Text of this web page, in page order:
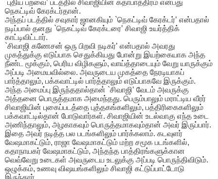
`புதிய பறவை’ படத்தில் சிவாஜியின் கதாபாத்திரம் என்பது
நெகட்டிவ் கேரக்டர்தான்.
அந்தப் படத்தில் சவுகார் ஜானகியும் `நெகட்டிவ் கேரக்டர்’ என்பதால்
நடிப்பால் தனது `நெகட்டிவ் கேரக்டரை’ சிவாஜி உயர்த்திக்
காட்டிவிட்டார்.
`சிவாஜி கணேசன் ஒரு பிறவி நடிகர்’ என்பதால் அவரது
முகத்துக்கு எடுப்பாக செதுக்கியது போன்று இயற்கையாக அந்த
நீண்ட மூக்கும், பெரிய விழிகளும், வாய்த்தாடையும் வேறு யாருக்கும்
அப்படி அமையவில்லை. அவருடைய முகத்தை நேரடியாகப்
பார்த்தாலும், பக்கவாட்டில் பார்த்தாலும் எடுப்பாகவே இருக்கும்.
அந்த அமைப்பு இருந்ததால்தான் `சிவாஜி’ வேடம் அவருக்கு
அத்தனை பொருத்தமாக அமைந்தது. பெரும்பாலும் மராட்டிய வீரர்
சிவாஜியின் புகைப்படத்தை புத்தகங்களிலும், பத்திரிகைகளிலும்
பக்கவாட்டில்தான் போடுவார்கள். சிவாஜியின் உடல்வாகு எந்த உடை
அணிந்தாலும், அழகாகவும் பொருத்தமாகவும்தான் அவர் இருப்பார்.
இதை அவர் நடித்த பல படங்களிலும் பார்க்கலாம். கடவுளர்
வேஷமாகட்டும், ராஜா வேஷமாகட்டும் மற்ற சமூக படங்களில்,
கதாநாயகர் வேஷமாகட்டும், அந்தந்த பாத்திரங்களுக்கான
வெவ்வேறு உடைகள் அவருடைய உடலுக்கு அப்படி பொருந்திவிடும்.
ஒழுக்கம், உணவு விஷயங்களிலும் சிவாஜி கட்டுப்பாட்டோடு
இருந்தார்.